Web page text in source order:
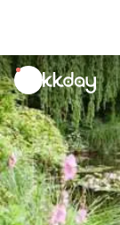
unread
notifications